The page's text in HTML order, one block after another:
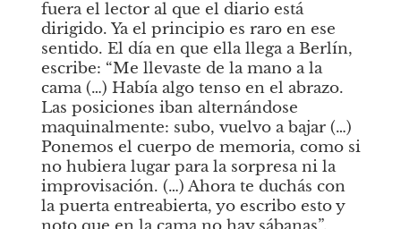
fuera el lector al que el diario está
dirigido. Ya el principio es raro en ese
sentido. El día en que ella llega a Berlín,
escribe: “Me llevaste de la mano a la
cama (…) Había algo tenso en el abrazo.
Las posiciones iban alternándose
maquinalmente: subo, vuelvo a bajar (…)
Ponemos el cuerpo de memoria, como si
no hubiera lugar para la sorpresa ni la
improvisación. (…) Ahora te duchás con
la puerta entreabierta, yo escribo esto y